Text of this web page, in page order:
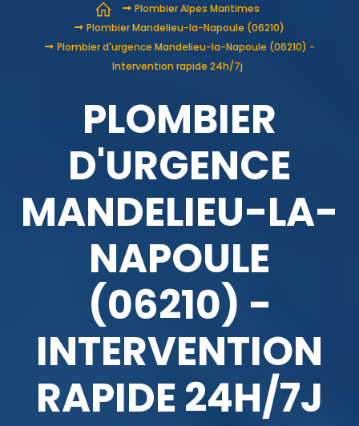
Plombier Alpes Maritimes
Plombier Mandelieu-la-Napoule (06210)
Plombier d'urgence Mandelieu-la-Napoule (06210) -
Intervention rapide 24h/7j
PLOMBIER
D'URGENCE
MANDELIEU-LA-
NAPOULE
(06210) -
INTERVENTION
RAPIDE 24H/7J